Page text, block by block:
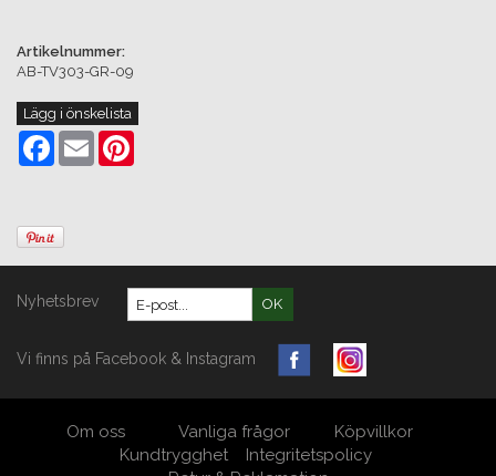
Artikelnummer:
AB-TV303-GR-09
Lägg i önskelista
Facebook
Email
Nyhetsbrev OK
Vi finns på Facebook & Instagram
Om oss Vanliga frågor
Köpvillkor
Kundtrygghet
Integritetspolicy